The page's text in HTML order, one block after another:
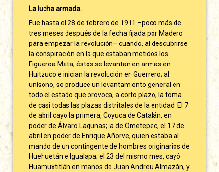
La lucha armada.
Fue hasta el 28 de febrero de 1911 –poco más de
tres meses después de la fecha fijada por Madero
para empezar la revolución– cuando, al descubrirse
la conspiración en la que estaban metidos los
Figueroa Mata, éstos se levantan en armas en
Huitzuco e inician la revolución en Guerrero; al
unísono, se produce un levantamiento general en
todo el estado que provoca, a corto plazo, la toma
de casi todas las plazas distritales de la entidad. El 7
de abril cayó la primera, Coyuca de Catalán, en
poder de Álvaro Lagunas; la de Ometepec, el 17 de
abril en poder de Enrique Añorve, quien estaba al
mando de un contingente de hombres originarios de
Huehuetán e Igualapa; el 23 del mismo mes, cayó
Huamuxtitlán en manos de Juan Andreu Almazán, y